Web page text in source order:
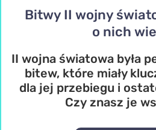
Bitwy II wojny
o nich
II wojna światowa była
bitew, które miały
dla jej przebiegu i
Czy znasz je